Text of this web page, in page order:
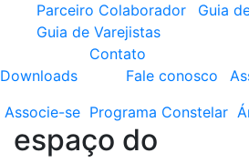
Parceiro Colaborador
Guia
Guia de Varejistas
Downloads
Contato
Fale conosco
Associe-se Programa Constelar
espaço do